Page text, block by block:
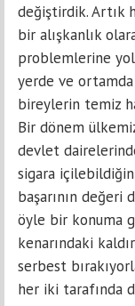
değiştirdik. Artık
bir alışkanlık
problemlerine
yerde ve
bireylerin temiz
Bir dönem
devlet
sigara
başarının değeri
öyle bir konuma
kenarındaki
serbest
her iki tarafında